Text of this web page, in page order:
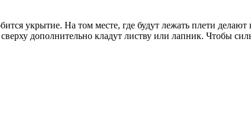
укрытие. На том месте, где будут лежать плети
дополнительно кладут листву или лапник. Чтобы